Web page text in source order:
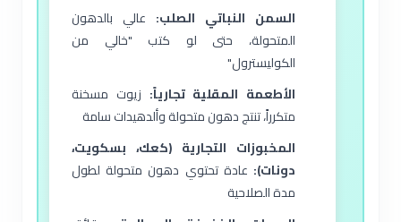
السمن النباتي الصلب: عالي بالدهون
المتحولة، حتى لو كتب "خالي من
الكوليسترول"
الأطعمة المقلية تجارياً: زيوت مسخنة
متكرراً، تنتج دهون متحولة وألدهيدات سامة
المخبوزات التجارية (كعك، بسكويت،
دونات): عادة تحتوي دهون متحولة لطول
مدة الصلاحية